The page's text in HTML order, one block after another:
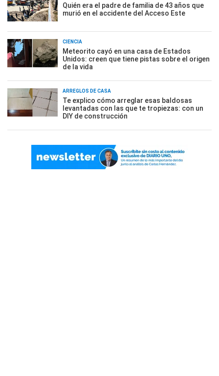
Quién era el padre de familia de 43 años que
murió en el accidente del Acceso Este
CIENCIA
Meteorito cayó en una casa de Estados
Unidos: creen que tiene pistas sobre el origen
de la vida
ARREGLOS DE CASA
Te explico cómo arreglar esas baldosas
levantadas con las que te tropiezas: con un
DIY de construcción